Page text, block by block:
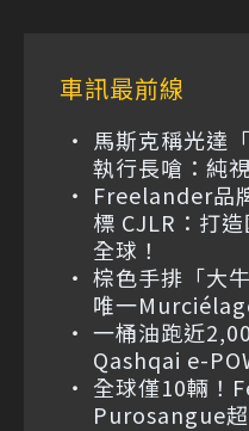
車訊最前線
馬斯克稱光達
執行長嗆：純
Freelander品
標 CJLR：打
全球！
棕色手排「大
唯一
一桶油跑近
Qashqai e-
全球僅10輛！
Purosangue